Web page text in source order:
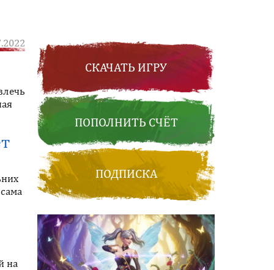
на
СКАЧАТЬ ИГРУ
ПОПОЛНИТЬ СЧЁТ
ПОДПИСКА